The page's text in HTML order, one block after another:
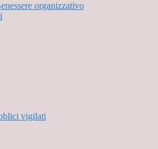
organizzativo
vigilati